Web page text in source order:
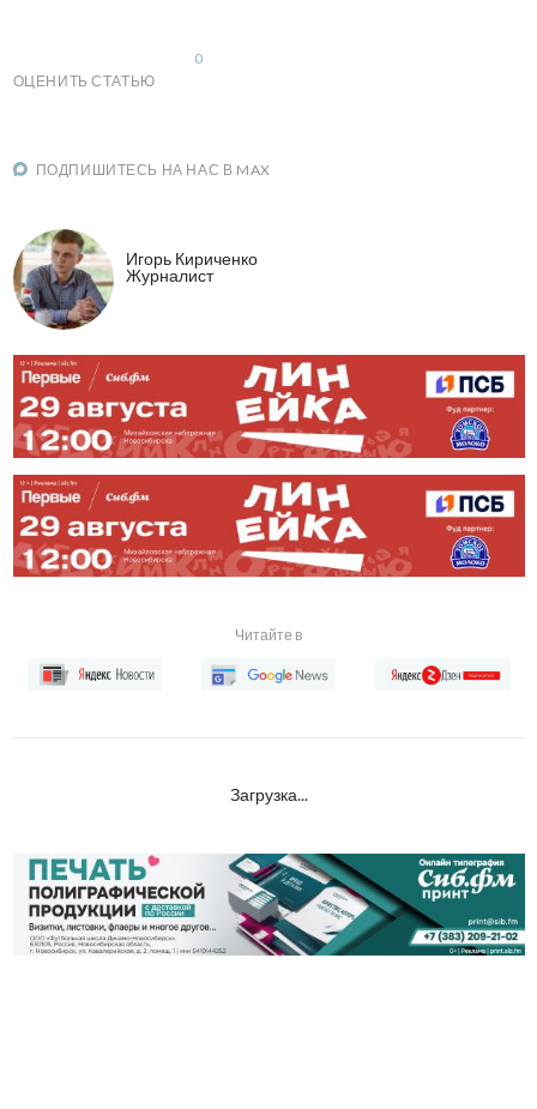
ОЦЕНИТЬ СТАТЬЮ
0
ПОДПИШИТЕСЬ НА НАС В MAX
Игорь Кириченко
Журналист
Читайте в
Загрузка...